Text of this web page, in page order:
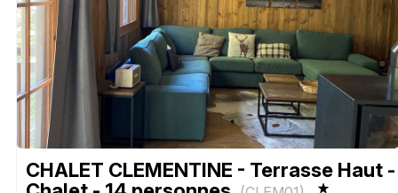
CHALET CLEMENTINE - Terrasse Haut -